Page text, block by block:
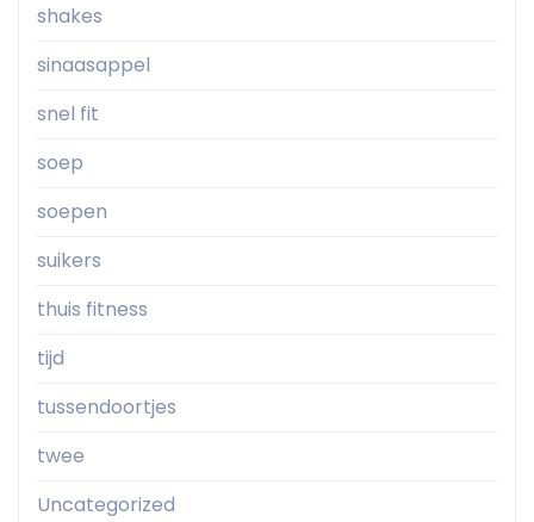
shakes
sinaasappel
snel fit
soep
soepen
suikers
thuis fitness
tijd
tussendoortjes
twee
Uncategorized